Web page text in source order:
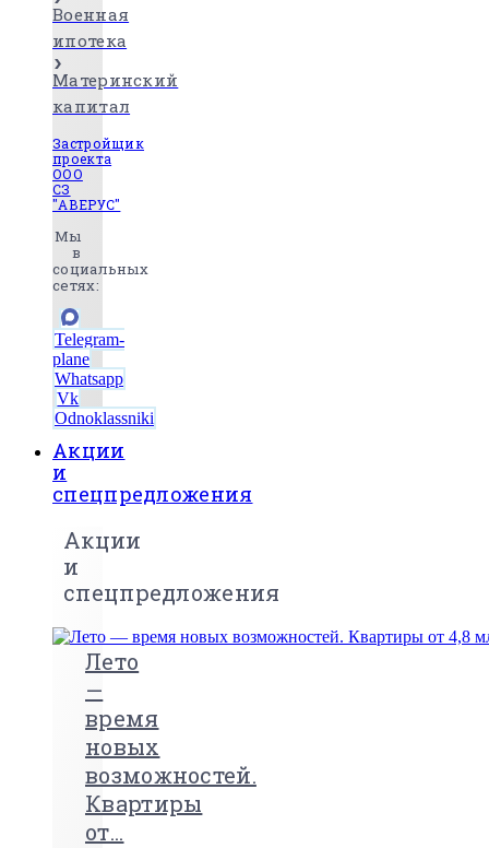
Военная
ипотека
Материнский
капитал
Застройщик
проекта
ООО
СЗ
"АВЕРУС"
Мы
в
социальных
сетях:
Telegram-
plane
Whatsapp
Vk
Odnoklassniki
Акции
и
спецпредложения
Акции
и
спецпредложения
Лето
—
время
новых
возможностей.
Квартиры
от...